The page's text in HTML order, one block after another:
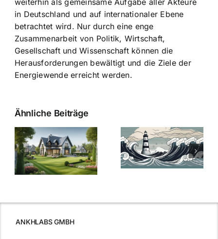
weiterhin als gemeinsame Aufgabe aller Akteure
in Deutschland und auf internationaler Ebene
betrachtet wird. Nur durch eine enge
Zusammenarbeit von Politik, Wirtschaft,
Gesellschaft und Wissenschaft können die
Herausforderungen bewältigt und die Ziele der
Energiewende erreicht werden.
Ähnliche Beiträge
Bauzinsen im
Sturm: Die
aktuelle
Entwicklung
Die Evolution
der
Bauzinsen: Ein
Blick in die
ANKHLABS GMBH